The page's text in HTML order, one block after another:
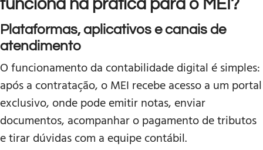
funciona na prática para o MEI?
Plataformas, aplicativos e canais de
atendimento
O funcionamento da contabilidade digital é simples:
após a contratação, o MEI recebe acesso a um portal
exclusivo, onde pode emitir notas, enviar
documentos, acompanhar o pagamento de tributos
e tirar dúvidas com a equipe contábil.